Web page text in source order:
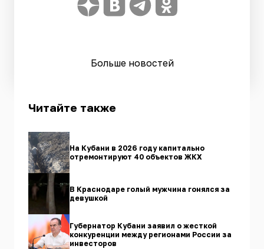
Больше новостей
Читайте также
На Кубани в 2026 году капитально
отремонтируют 40 объектов ЖКХ
В Краснодаре голый мужчина гонялся за
девушкой
Губернатор Кубани заявил о жесткой
конкуренции между регионами России за
инвесторов